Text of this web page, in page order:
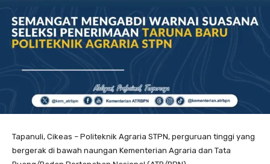
Tapanuli, Cikeas – Politeknik Agraria STPN, perguruan tinggi yang
bergerak di bawah naungan Kementerian Agraria dan Tata